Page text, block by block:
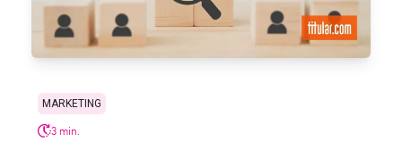
MARKETING
3 min.